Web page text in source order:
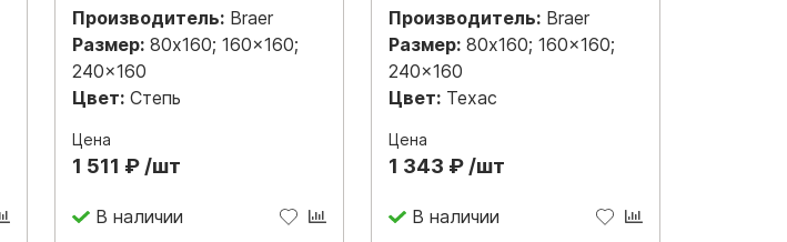
Производитель: Braer
Размер: 80x160; 160x160;
240x160
Цвет: Степь
Цена
1 511 ₽ /шт
В наличии
Производитель: Braer
Размер: 80x160; 160x160;
240x160
Цвет: Техас
Цена
1 343 ₽ /шт
В наличии